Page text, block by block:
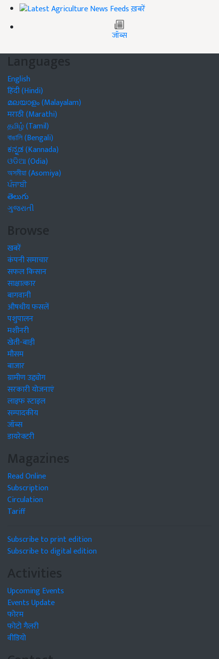
ख़बरें
जॉब्स
Languages
English
हिंदी (Hindi)
മലയാളം (Malayalam)
मराठी (Marathi)
தமிழ் (Tamil)
বাঙালি (Bengali)
ಕನ್ನಡ (Kannada)
ଓଡିଆ (Odia)
অসমীয়া (Asomiya)
ਪੰਜਾਬੀ
తెలుగు
ગુજરાતી
Browse
खबरें
कंपनी समाचार
सफल किसान
साक्षात्कार
बागवानी
औषधीय फसलें
पशुपालन
मशीनरी
खेती-बाड़ी
मौसम
बाजार
ग्रामीण उद्द्योग
सरकारी योजनाएं
लाइफ स्टाइल
सम्पादकीय
जॉब्स
डायरेक्टरी
Magazines
Read Online
Subscription
Circulation
Tariff
Subscribe to print edition
Subscribe to digital edition
Activities
Upcoming Events
Events Update
फोरम
फोटो गैलरी
वीडियो